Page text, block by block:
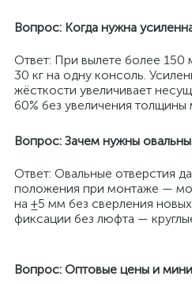
Вопрос: Когда нужна
Ответ: При вылете более 150
30 кг на одну консоль.
жёсткости увеличивает
60% без увеличения толщины
Вопрос: Зачем нужны
Ответ: Овальные отверстия
положения при монтаже —
на ±5 мм без сверления
фиксации без люфта —
Вопрос: Оптовые цены и